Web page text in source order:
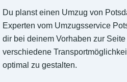
Du planst einen Umzug von
Experten vom Umzugsservice
dir bei deinem Vorhaben zur
verschiedene
optimal zu gestalten.